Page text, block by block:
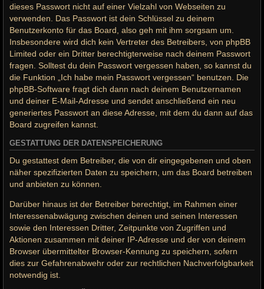
dieses Passwort nicht auf einer Vielzahl von Webseiten zu
verwenden. Das Passwort ist dein Schlüssel zu deinem
Benutzerkonto für das Board, also geh mit ihm sorgsam um.
Insbesondere wird dich kein Vertreter des Betreibers, von phpBB
Limited oder ein Dritter berechtigterweise nach deinem Passwort
fragen. Solltest du dein Passwort vergessen haben, so kannst du
die Funktion „Ich habe mein Passwort vergessen“ benutzen. Die
phpBB-Software fragt dich dann nach deinem Benutzernamen
und deiner E-Mail-Adresse und sendet anschließend ein neu
generiertes Passwort an diese Adresse, mit dem du dann auf das
Board zugreifen kannst.
GESTATTUNG DER DATENSPEICHERUNG
Du gestattest dem Betreiber, die von dir eingegebenen und oben
näher spezifizierten Daten zu speichern, um das Board betreiben
und anbieten zu können.
Darüber hinaus ist der Betreiber berechtigt, im Rahmen einer
Interessenabwägung zwischen deinen und seinen Interessen
sowie den Interessen Dritter, Zeitpunkte von Zugriffen und
Aktionen zusammen mit deiner IP-Adresse und der von deinem
Browser übermittelter Browser-Kennung zu speichern, sofern
dies zur Gefahrenabwehr oder zur rechtlichen Nachverfolgbarkeit
notwendig ist.